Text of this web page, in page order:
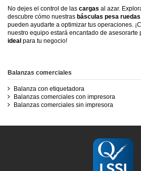
No dejes el control de las cargas al azar.
descubre cómo nuestras básculas pesa
pueden ayudarte a optimizar tus operaciones.
nuestro equipo estará encantado de asesorarte
ideal para tu negocio!
Balanzas comerciales
Balanza con etiquetadora
Balanzas comerciales con impresora
Balanzas comerciales sin impresora